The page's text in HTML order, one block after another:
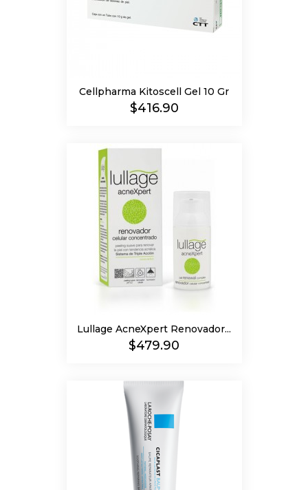
Cellpharma Kitoscell Gel 10 Gr
Precio
$416.90
Lullage AcneXpert Renovador...
Precio
$479.90